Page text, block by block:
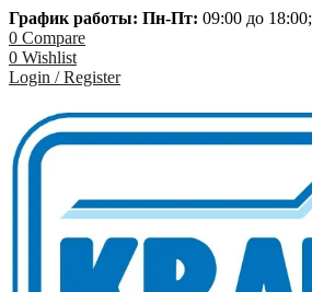
График работы: Пн-Пт: 09:00 до 18:00;
0 Compare
0 Wishlist
Login / Register